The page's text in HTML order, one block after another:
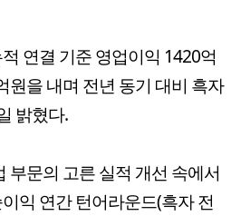
연결 기준 영업이익 1420억
원을 내며 전년 동기 대비 흑자
밝혔다.
부문의 고른 실적 개선 속에서
익 연간 턴어라운드(흑자 전